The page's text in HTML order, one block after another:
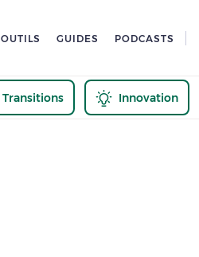
OUTILS GUIDES PODCASTS
Transitions Innovation